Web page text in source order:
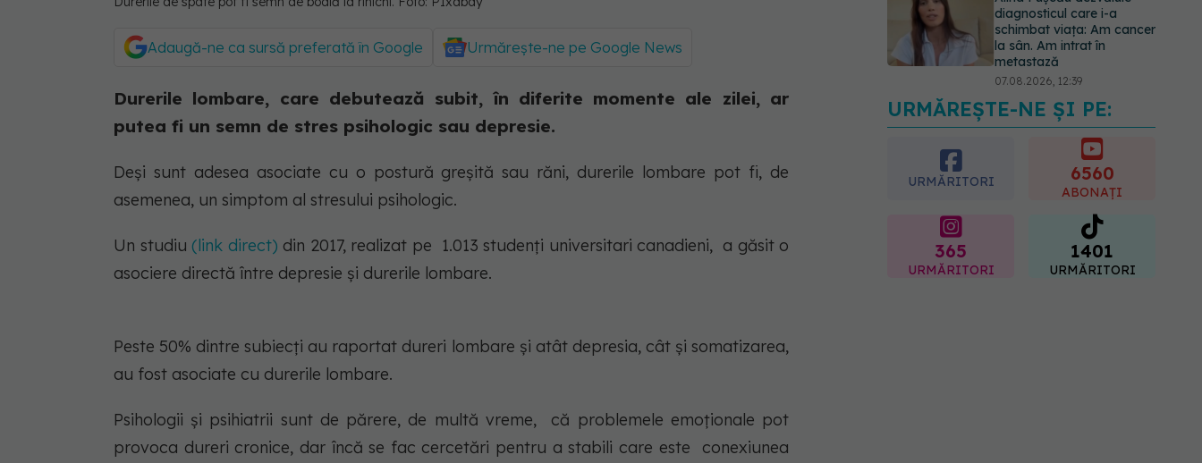
Adaugă-ne ca sursă preferată în Google Urmărește-ne pe Google News
Durerile lombare, care debutează subit, în diferite momente ale zilei, ar
putea fi un semn de stres psihologic sau depresie.
Deși sunt adesea asociate cu o postură greșită sau răni, durerile lombare pot fi, de
asemenea, un simptom al stresului psihologic.
Un studiu (link direct) din 2017, realizat pe 1.013 studenți universitari canadieni, a găsit o
asociere directă între depresie și durerile lombare.
Peste 50% dintre subiecți au raportat dureri lombare și atât depresia, cât și somatizarea,
au fost asociate cu durerile lombare.
Psihologii și psihiatrii sunt de părere, de multă vreme, că problemele emoționale pot
provoca dureri cronice, dar încă se fac cercetări pentru a stabili care este conexiunea
diagnosticul care i-a
schimbat viața: Am cancer
la sân. Am intrat în
metastază
07.08.2026, 12:39
Dieta care poate crește
brusc colesterolul. Cine
este mai expus
07.08.2026, 17:22
URMĂREȘTE-NE ȘI PE:
URMĂRITORI 6560
ABONAȚI
365
URMĂRITORI
1401
URMĂRITORI